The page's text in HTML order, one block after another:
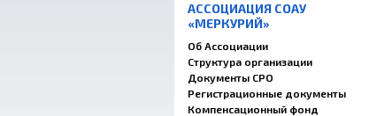
АССОЦИАЦИЯ СОАУ
«МЕРКУРИЙ»
Об Ассоциации
Структура организации
Документы СРО
Регистрационные документы
Компенсационный фонд